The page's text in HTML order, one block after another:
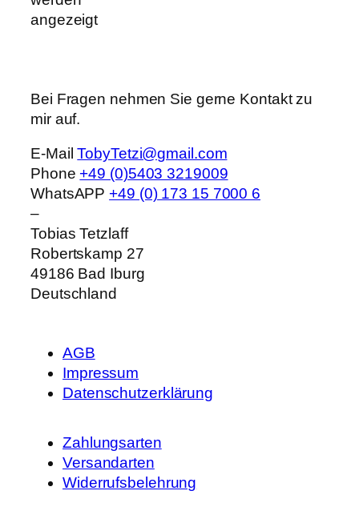
angezeigt
Bei Fragen nehmen Sie gerne Kontakt zu
mir auf.
E-MailTobyTetzi@gmail.com
Phone +49 (0)5403 3219009
WhatsAPP +49 (0) 173 15 7000 6
–
Tobias Tetzlaff
Robertskamp 27
49186 Bad Iburg
Deutschland
AGB
Impressum
Datenschutzerklärung
Zahlungsarten
Versandarten
Widerrufsbelehrung